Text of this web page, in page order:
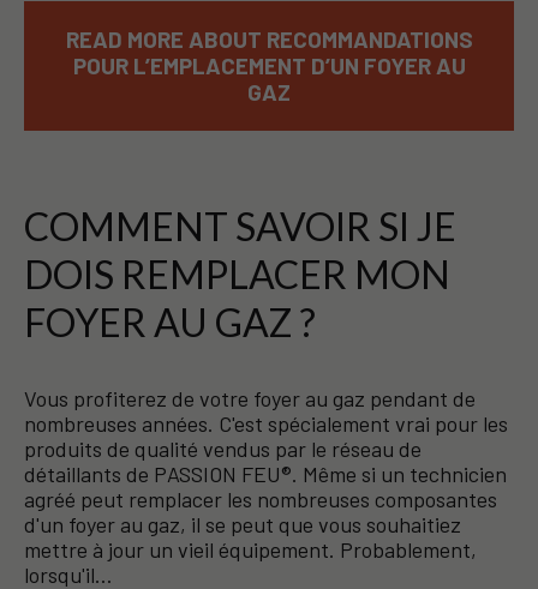
READ MORE ABOUT RECOMMANDATIONS
POUR L’EMPLACEMENT D’UN FOYER AU
GAZ
COMMENT SAVOIR SI JE
DOIS REMPLACER MON
FOYER AU GAZ ?
Vous profiterez de votre foyer au gaz pendant de
nombreuses années. C'est spécialement vrai pour les
produits de qualité vendus par le réseau de
détaillants de PASSION FEU®. Même si un technicien
agréé peut remplacer les nombreuses composantes
d'un foyer au gaz, il se peut que vous souhaitiez
mettre à jour un vieil équipement. Probablement,
lorsqu'il…